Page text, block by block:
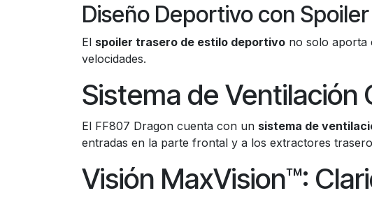
Diseño Deportivo con
El spoiler trasero de estilo deportivo no solo aporta
velocidades.
Sistema de Ventilación
El FF807 Dragon cuenta con un sistema de
entradas en la parte frontal y a los extractores
Visión MaxVision™: